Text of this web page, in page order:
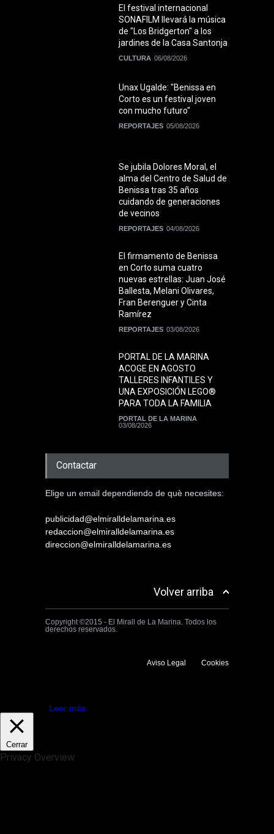
El festival internacional
SONAFILM llevará la música
de "Los Bridgerton" a los
jardines de la Casa Santonja
CULTURA 06/08/2026
Unax Ugalde: "Benissa en
Corto es un festival joven
con mucho futuro"
REPORTAJES 05/08/2026
Se jubila Dolores Moral, el
alma del Centro de Salud de
Benissa tras 35 años
cuidando de generaciones
de vecinos
REPORTAJES 04/08/2026
El firmamento de Benissa
en Corto suma cuatro
nuevas estrellas: Juan José
Ballesta, Melani Olivares,
Fran Berenguer y Cinta
Ramírez
REPORTAJES 03/08/2026
PORTAL DE LA MARINA
ACOGE EN AGOSTO
TALLERES INFANTILES Y
UNA EXPOSICIÓN LEGO®
PARA TODA LA FAMILIA
PORTAL DE LA MARINA
03/08/2026
Contactar
Elige un email dependiendo de què necesites:
publicidad@elmiralldelamarina.es
redaccion@elmiralldelamarina.es
direccion@elmiralldelamarina.es
Volver arriba
Copyright ©2015 - El Mirall de La Marina. Todos los
derechos reservados.
Aviso Legal Cookies
Leer más
Cerrar
Privacy Overview